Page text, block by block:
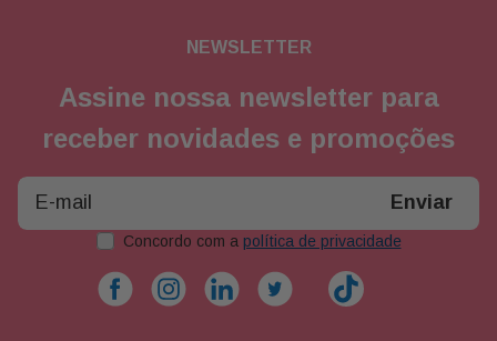
NEWSLETTER
Assine nossa newsletter para
receber novidades e promoções
Enviar
Concordo com a política de privacidade